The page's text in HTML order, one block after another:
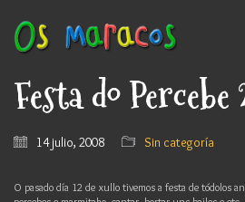
Festa do Percebe
14 julio, 2008 Sin categoría
O pasado día 12 de xullo tivemos a festa de tódolos